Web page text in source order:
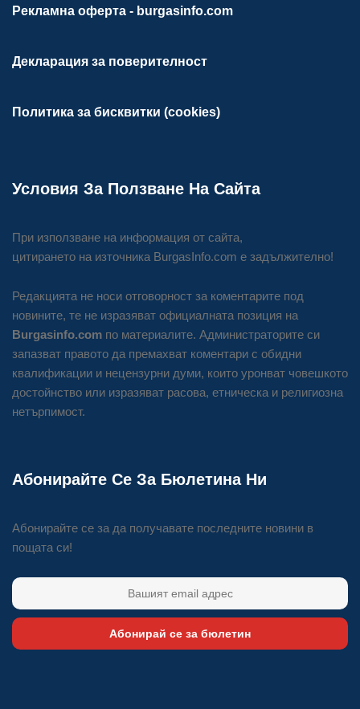
Рекламна оферта - burgasinfo.com
Декларация за поверителност
Политика за бисквитки (cookies)
Условия За Ползване На Сайта
При използване на информация от сайта,
цитирането на източника BurgasInfo.com е задължително!
Редакцията не носи отговорност за коментарите под
новините, те не изразяват официалната позиция на
Burgasinfo.com по материалите. Администраторите си
запазват правото да премахват коментари с обидни
квалификации и нецензурни думи, които уронват човешкото
достойнство или изразяват расова, етническа и религиозна
нетърпимост.
Абонирайте Се За Бюлетина Ни
Абонирайте се за да получавате последните новини в
пощата си!
Абонирай се за бюлетин